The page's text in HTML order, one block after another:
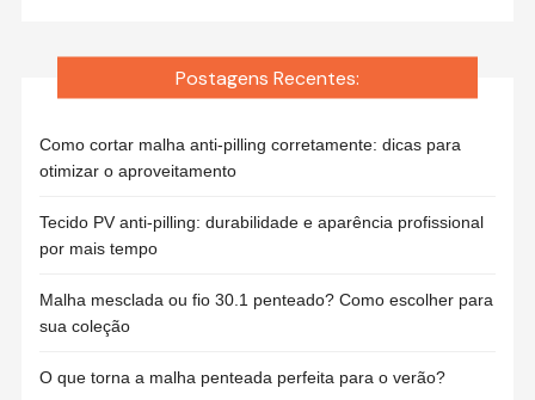
Postagens Recentes:
Como cortar malha anti-pilling corretamente: dicas para
otimizar o aproveitamento
Tecido PV anti-pilling: durabilidade e aparência profissional
por mais tempo
Malha mesclada ou fio 30.1 penteado? Como escolher para
sua coleção
O que torna a malha penteada perfeita para o verão?